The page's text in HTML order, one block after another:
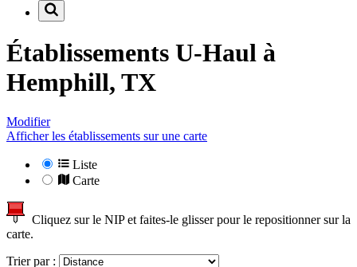
Établissements U-Haul à
Hemphill, TX
Modifier
Afficher les établissements sur une carte
Liste
Carte
Cliquez sur le NIP et faites-le glisser pour le repositionner sur la
carte.
Trier par :